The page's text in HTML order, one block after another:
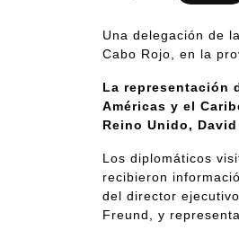
Una delegación de
Cabo Rojo, en la
La representación
Américas y el
Reino Unido,
Los diplomáticos
recibieron
del director
Freund, y